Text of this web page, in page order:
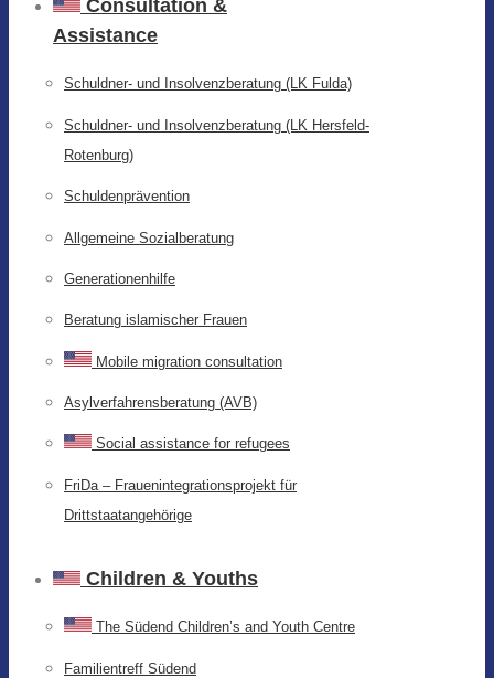
Consultation &
Assistance
Schuldner- und Insolvenzberatung (LK Fulda)
Schuldner- und Insolvenzberatung (LK Hersfeld-
Rotenburg)
Schuldenprävention
Allgemeine Sozialberatung
Generationenhilfe
Beratung islamischer Frauen
Mobile migration consultation
Asylverfahrensberatung (AVB)
Social assistance for refugees
FriDa – Frauenintegrationsprojekt für
Drittstaatangehörige
Children & Youths
The Südend Children’s and Youth Centre
Familientreff Südend